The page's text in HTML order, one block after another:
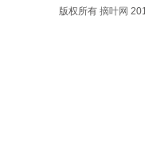
版权所有 摘叶网